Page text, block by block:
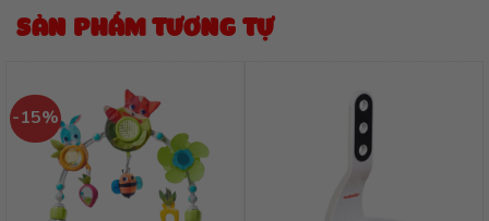
SẢN PHẨM TƯƠNG TỰ
-15%